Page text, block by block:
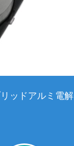
ッドアルミ電